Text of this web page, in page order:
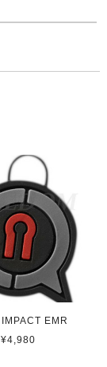
【Cherry Blossom】 SCUF REFLEX FPS スカフ リフレックス エフピーエス
EMR
¥4,980